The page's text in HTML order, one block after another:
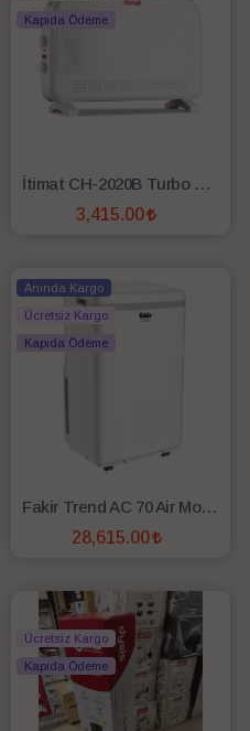
Kapıda Ödeme
İtimat CH-2020B Turbo Fanlı 2000 W Konvektör Isıtıcı
3,415.00
Anında Kargo
Ücretsiz Kargo
Kapıda Ödeme
Fakir Trend AC 70 Air Mobil Klima
28,615.00
SEPETE EKLE
Ücretsiz Kargo
Kapıda Ödeme